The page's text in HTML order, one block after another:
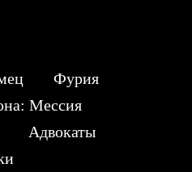
Фурия
Мессия
Адвокаты